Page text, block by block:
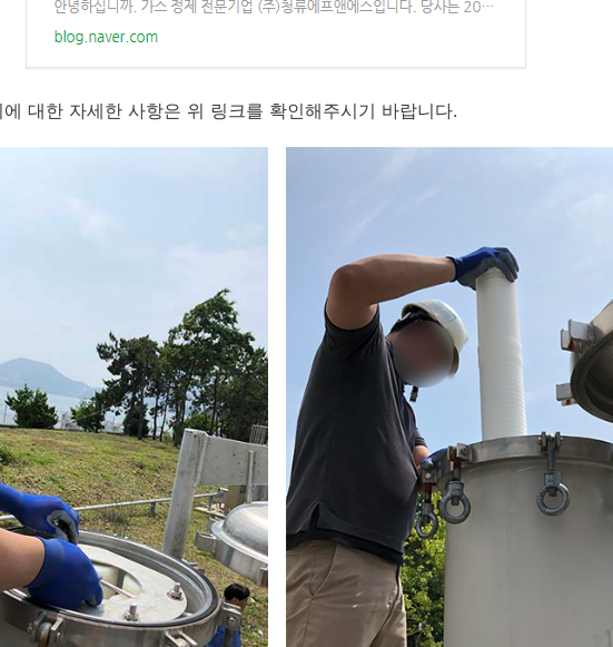
대한 자세한 사항은 위 링크를 확인해주시기 바랍니다.